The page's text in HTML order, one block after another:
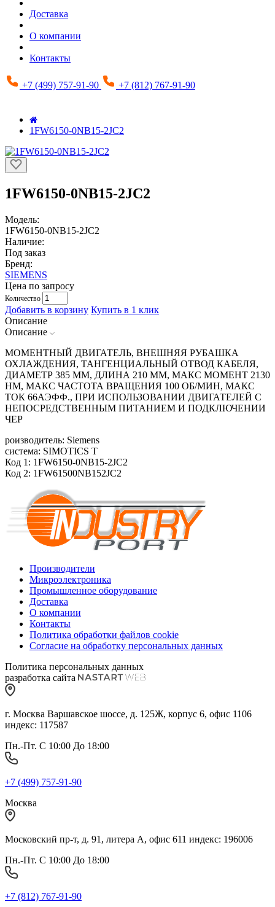
Доставка
О компании
Контакты
+7 (499) 757-91-90 +7 (812) 767-91-90
1FW6150-0NB15-2JC2
1FW6150-0NB15-2JC2
Модель:
1FW6150-0NB15-2JC2
Наличие:
Под заказ
Бренд:
SIEMENS
Цена по запросу
Количество
Добавить в корзину Купить в 1 клик
Описание
Описание
МОМЕНТНЫЙ ДВИГАТЕЛЬ, ВНЕШНЯЯ РУБАШКА
ОХЛАЖДЕНИЯ, ТАНГЕНЦИАЛЬНЫЙ ОТВОД КАБЕЛЯ,
ДИАМЕТР 385 ММ, ДЛИНА 210 ММ, МАКС МОМЕНТ 2130
HM, МАКС ЧАСТОТА ВРАЩЕНИЯ 100 ОБ/МИН, МАКС
ТОК 66АЭФФ., ПРИ ИСПОЛЬЗОВАНИИ ДВИГАТЕЛЕЙ С
НЕПОСРЕДСТВЕННЫМ ПИТАНИЕМ И ПОДКЛЮЧЕНИИ
ЧЕР
роизводитель: Siemens
система: SIMOTICS T
Код 1: 1FW6150-0NB15-2JC2
Код 2: 1FW61500NB152JC2
Производители
Микроэлектроника
Промышленное оборудование
Доставка
О компании
Контакты
Политика обработки файлов cookie
Согласие на обработку персональных данных
Политика персональных данных
разработка сайта
г. Москва Варшавское шоссе, д. 125Ж, корпус 6, офис 1106
индекс: 117587
Пн.-Пт. С 10:00 До 18:00
+7 (499) 757-91-90
Москва
Московский пр-т, д. 91, литера А, офис 611 индекс: 196006
Пн.-Пт. С 10:00 До 18:00
+7 (812) 767-91-90